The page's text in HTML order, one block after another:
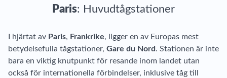
Paris: Huvudtågstationer
I hjärtat av Paris, Frankrike, ligger en av Europas mest
betydelsefulla tågstationer, Gare du Nord . Stationen är inte
bara en viktig knutpunkt för resande inom landet utan
också för internationella förbindelser, inklusive tåg till